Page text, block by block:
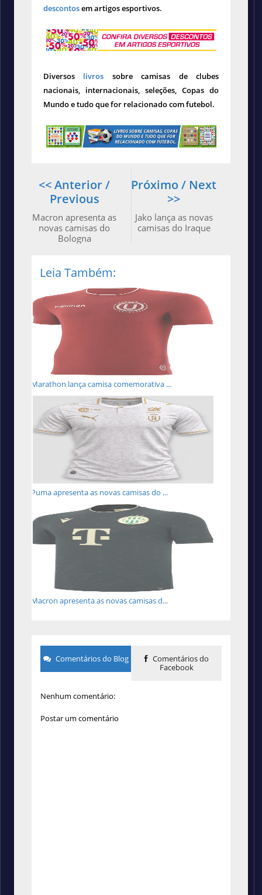
descontosem artigos esportivos.
Diversos livros sobre camisas de clubes
nacionais, internacionais, seleções, Copas do
Mundo e tudo que for relacionado com futebol.
Próximo / Next
>>
Jako lança as novas
camisas do Iraque
<< Anterior /
Previous
Macron apresenta as
novas camisas do
Bologna
Leia Também:
Marathon lança camisa comemorativa ...
Puma apresenta as novas camisas do ...
Macron apresenta as novas camisas d...
Comentários do Blog
Comentários do
Facebook
Nenhum comentário:
Postar um comentário